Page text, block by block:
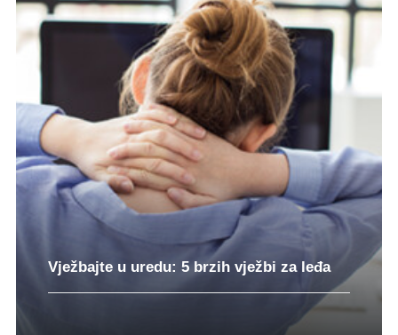
Vježbajte u uredu: 5 brzih vježbi za leđa